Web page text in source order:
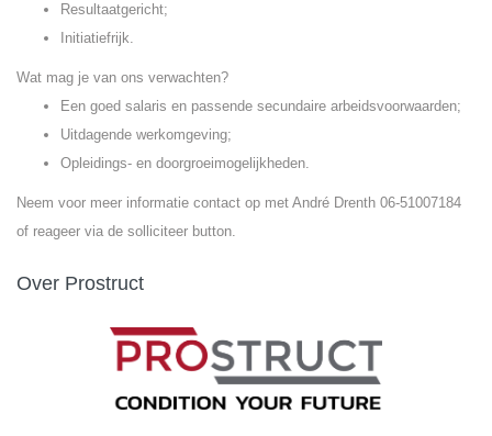
Resultaatgericht;
Initiatiefrijk.
Wat mag je van ons verwachten?
Een goed salaris en passende secundaire arbeidsvoorwaarden;
Uitdagende werkomgeving;
Opleidings- en doorgroeimogelijkheden.
Neem voor meer informatie contact op met André Drenth 06-51007184
of reageer via de solliciteer button.
Over Prostruct